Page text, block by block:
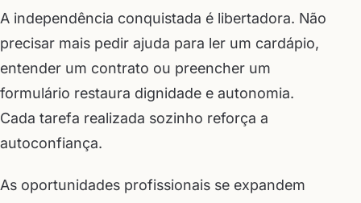
A independência conquistada é libertadora. Não
precisar mais pedir ajuda para ler um cardápio,
entender um contrato ou preencher um
formulário restaura dignidade e autonomia.
Cada tarefa realizada sozinho reforça a
autoconfiança.
As oportunidades profissionais se expandem